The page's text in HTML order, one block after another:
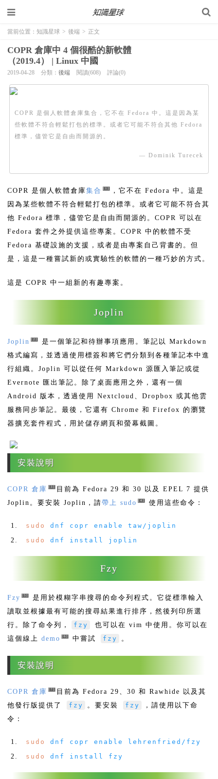
當前位置： 知識星球 > 後端 > 正文
COPR 倉庫中 4 個很酷的新軟體
（2019.4） | Linux 中國
2019-04-28 分類： 後端 閱讀(608) 評論(0)
COPR 是個人軟體倉庫集合，它不在 Fedora 中。這是因為某
些軟體不符合輕鬆打包的標準。或者它可能不符合其他 Fedora
標準，儘管它是自由而開源的。
— Dominik Turecek
COPR 是個人軟體倉庫 集合 [1]
，它不在 Fedora 中。這是
因為某些軟體不符合輕鬆打包的標準。或者它可能不符合其
他 Fedora 標準，儘管它是自由而開源的。COPR 可以在
Fedora 套件之外提供這些專案。COPR 中的軟體不受
Fedora 基礎設施的支援，或者是由專案自己背書的。但
是，這是一種嘗試新的或實驗性的軟體的一種巧妙的方式。
這是 COPR 中一組新的有趣專案。
Joplin
Joplin [2]
是一個筆記和待辦事項應用。筆記以 Markdown
格式編寫，並透過使用標簽和將它們分類到各種筆記本中進
行組織。Joplin 可以從任何 Markdown 源匯入筆記或從
Evernote 匯出筆記。除了桌面應用之外，還有一個
Android 版本，透過使用 Nextcloud、Dropbox 或其他雲
服務同步筆記。最後，它還有 Chrome 和 Firefox 的瀏覽
器擴充套件程式，用於儲存網頁和螢幕截圖。
安裝說明
COPR 倉庫 [3]
目前為 Fedora 29 和 30 以及 EPEL 7 提供
Joplin。要安裝 Joplin，請帶上 sudo [4] 使用這些命令：
sudo dnf copr enable taw / joplin
sudo
dnf install joplin
Fzy
Fzy [5]
是用於模糊字串搜尋的命令列程式。它從標準輸入
讀取並根據最有可能的搜尋結果進行排序，然後列印所選
行。除了命令列，
fzy
也可以在 vim 中使用。你可以在
這個線上 demo [6] 中嘗試 fzy 。
安裝說明
COPR 倉庫 [7]
目前為 Fedora 29、30 和 Rawhide 以及其
他發行版提供了
fzy 。要安裝 fzy
，請使用以下命
令：
sudo dnf copr enable lehrenfried / fzy
sudo
dnf install fzy